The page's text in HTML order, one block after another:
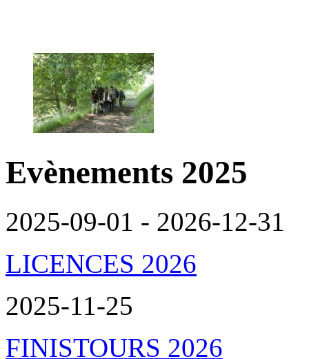
Evènements 2025
2025-09-01 - 2026-12-31
LICENCES 2026
2025-11-25
FINISTOURS 2026